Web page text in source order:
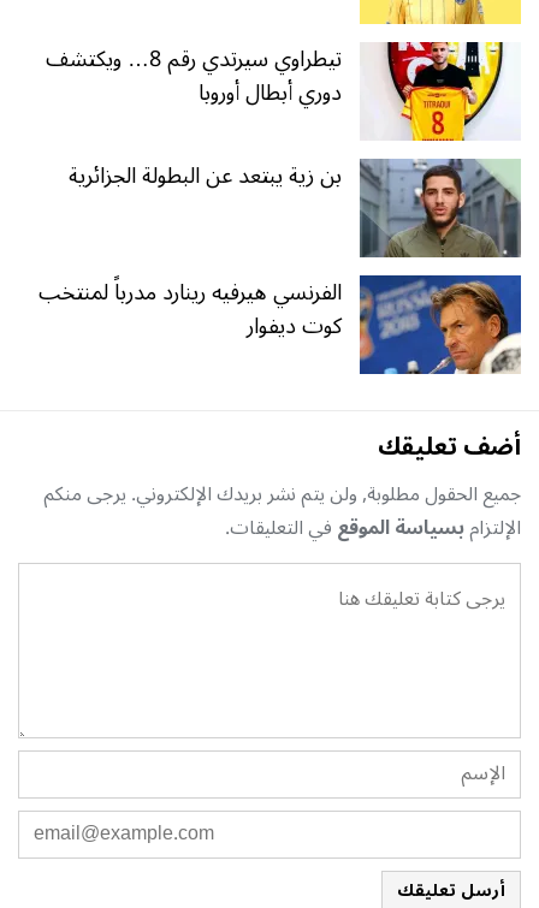
تيطراوي سيرتدي رقم 8… ويكتشف
دوري أبطال أوروبا
بن زية يبتعد عن البطولة الجزائرية
الفرنسي هيرفيه رينارد مدرباً لمنتخب
كوت ديفوار
أضف تعليقك
جميع الحقول مطلوبة, ولن يتم نشر بريدك الإلكتروني. يرجى منكم
الإلتزامبسياسة الموقعفي التعليقات.
أرسل تعليقك